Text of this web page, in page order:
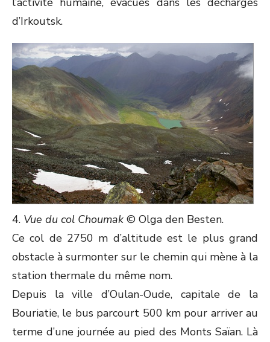
d’Irkoutsk.
4. Vue du col Choumak © Olga den Besten.
Ce col de 2750 m d’altitude est le plus grand
obstacle à surmonter sur le chemin qui mène à la
station thermale du même nom.
Depuis la ville d’Oulan-Oude, capitale de la
Bouriatie, le bus parcourt 500 km pour arriver au
terme d’une journée au pied des Monts Saïan. Là